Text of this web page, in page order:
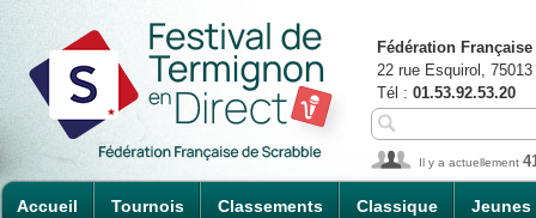
Accueil Tournois Classements Classique Jeunes
Fédération
22 rue Esquirol,
Tél : 01.53.92.53.20
Il y a actuellement